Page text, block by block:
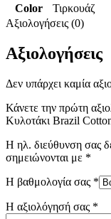
Color
Τιρκουάζ
Αξιολογήσεις (0)
Αξιολογήσεις
Δεν υπάρχει καμία
Κάνετε την πρώτη
Κυλοτάκι Brazil
Η ηλ. διεύθυνση σας
σημειώνονται με *
Η βαθμολογία σας *
Η αξιολόγησή σας *